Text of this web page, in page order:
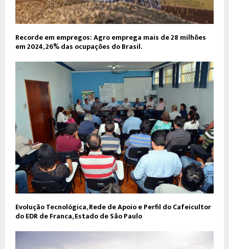
Recorde em empregos: Agro emprega mais de 28 milhões
em 2024, 26% das ocupações do Brasil.
Evolução Tecnológica, Rede de Apoio e Perfil do Cafeicultor
do EDR de Franca, Estado de São Paulo